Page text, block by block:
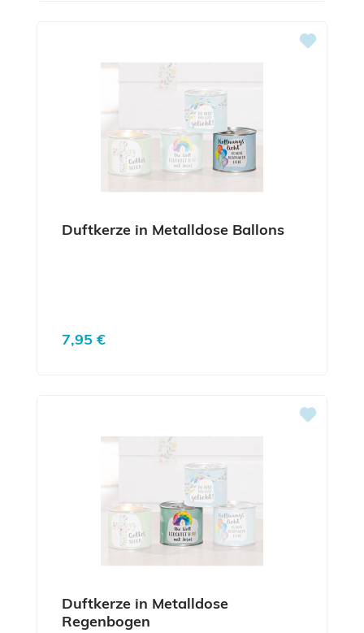
Duftkerze in Metalldose Ballons
Regulärer Preis:
7,95 €
Duftkerze in Metalldose
Regenbogen